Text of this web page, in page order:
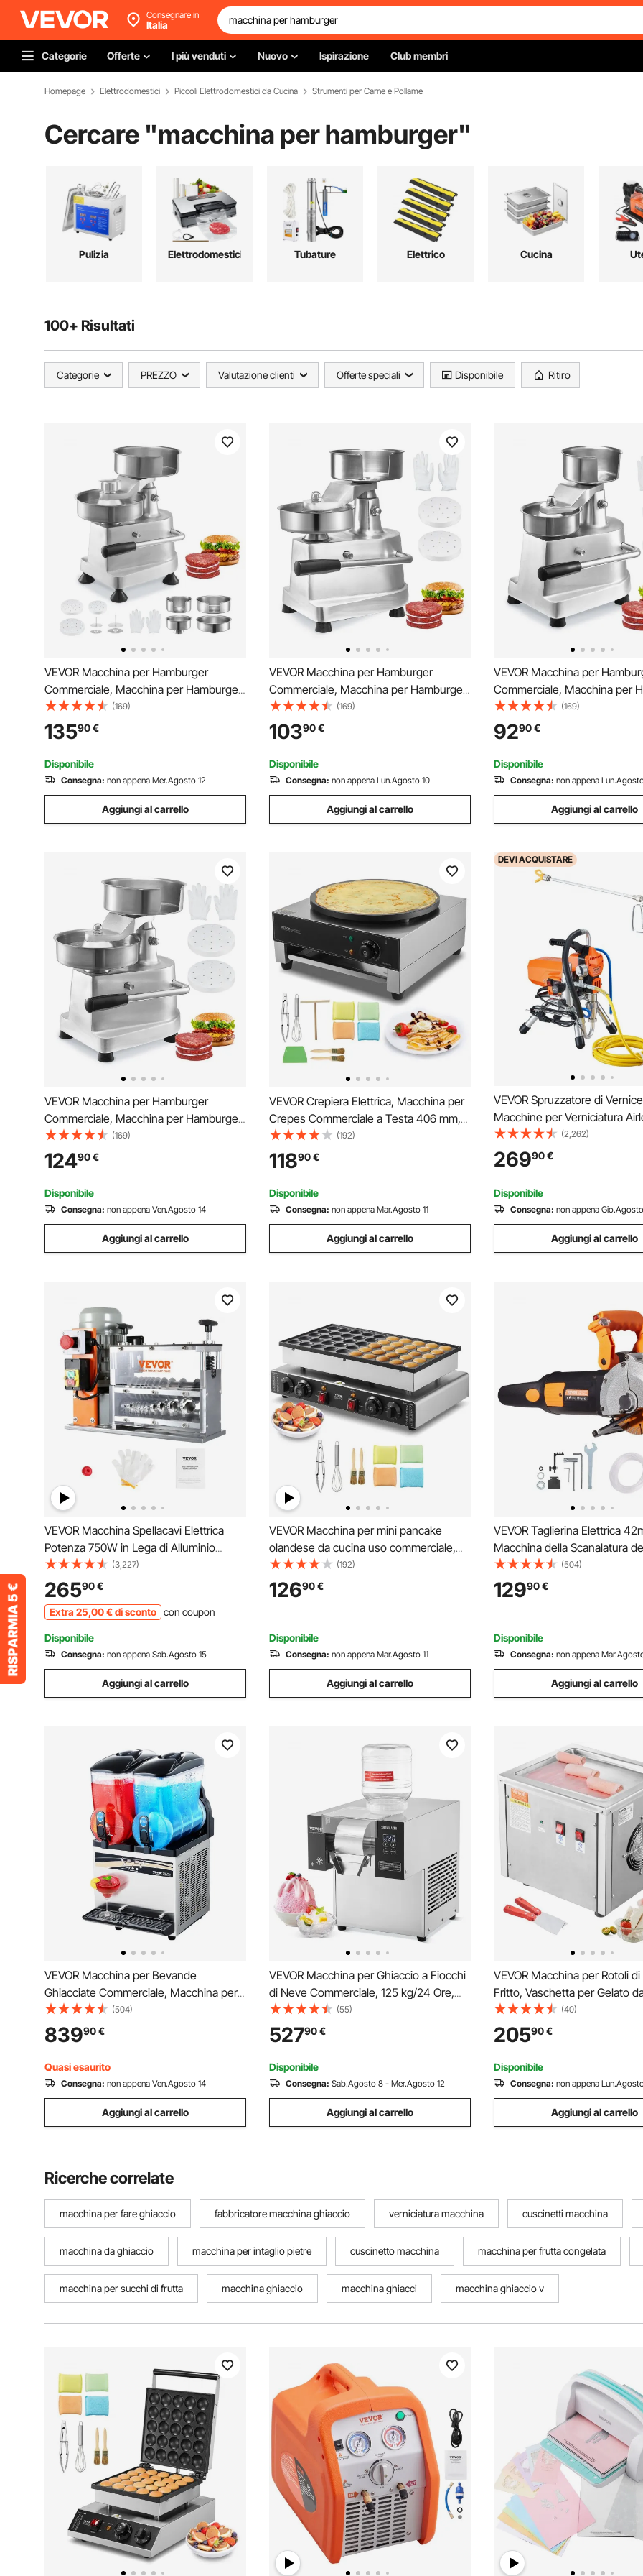
Consegnare in
Italia
Categorie Offerte I più venduti Nuovo Ispirazione Club membri
Homepage Elettrodomestici Piccoli Elettrodomestici da Cucina Strumenti per Carne e Pollame
Cercare "macchina per hamburger"
Pulizia Elettrodomestici Tubature Elettrico Cucina
100+ Risultati
Categorie PREZZO Valutazione clienti Offerte speciali Disponibile Ritiro
VEVOR Macchina per Hamburger
Commerciale, Macchina per Hamburger
con 3 Stampi Convertibili (4/5/6 pollici),
Pressa per Hamburger in Acciaio Inox
per Formatura Carne 1500 Pezzi di Carta
per Hamburger
(169)
13590€
Disponibile
Consegna: non appena Mer.Agosto 12
Aggiungi al carrello
VEVOR Macchina per Hamburger
Commerciale, Macchina per Hamburger
Pressa Dimensioni 130mm, Pressa per
Hamburger in Acciaio Inox per Formatura
Carne 1000 Pezzi Carta per Hamburger,
Pressa per Hamburger
(169)
10390€
Disponibile
Consegna: non appena Lun.Agosto 10
Aggiungi al carrello
VEVOR Macchina per
Commerciale, Macchina per
Pressa Dimensioni 100mm,
Hamburger in Acciaio Inox per
Carne 1000 Pezzi Carta per
Pressa per Hamburger
(169)
9290€
Disponibile
Consegna: non appena
Aggiungi al carrello
VEVOR Macchina per Hamburger
Commerciale, Macchina per Hamburger
Pressa Dimensioni 150mm, Pressa per
Hamburger in Acciaio Inox per Formatura
Carne 1000 Pezzi Carta per Hamburger,
Pressa per Hamburger
(169)
12490€
Disponibile
Consegna: non appena Ven.Agosto 14
Aggiungi al carrello
VEVOR Crepiera Elettrica, Macchina per
Crepes Commerciale a Testa 406 mm,
Piastra Crepes Piastra Piana 3000 W,
Macchina in Acciaio Inox Antiaderente,
Fornello Circolare, Controllo per
Temperatura
(192)
11890€
Disponibile
Consegna: non appena Mar.Agosto 11
Aggiungi al carrello
DEVIACQUISTARE
VEVOR Spruzzatore di
Macchine per Verniciatura
Spruzzo Airless Elettrica da 2
Macchina a Spruzzo per
Tubo da 9 m per Pareti, Mobili,
Interni
(2,262)
26990€
Disponibile
Consegna: non appena
Aggiungi al carrello
VEVOR Macchina Spellacavi Elettrica
Potenza 750W in Lega di Alluminio
Calibro tra 1,5-32 mm, Macchinetta
Spellafili Elettrica per Cablaggio Cavi
Elettrici 48 x 30 x 38cm, Macchina
Elettrica Spellacavi
(3,227)
26590€
Extra 25,00€di sconto con coupon
Disponibile
Consegna: non appena Sab.Agosto 15
Aggiungi al carrello
VEVOR Macchina per mini pancake
olandese da cucina uso commerciale,
50 Pezzi, Diametro 43 mm, Macchina
per mini dorayaki, 1700 W, Controllo di
Temperatura Tempo, per Cucina
(192)
12690€
Disponibile
Consegna: non appena Mar.Agosto 11
Aggiungi al carrello
VEVOR Taglierina Elettrica
Macchina della Scanalatura
4800Watt dell'Inseguitore
,Stozzatrice da Parete 6000
Nessuna Polvere, Macchina
(504)
12990€
Disponibile
Consegna: non appena
Aggiungi al carrello
VEVOR Macchina per Bevande
Ghiacciate Commerciale, Macchina per
Bevande Fredde 15 Litri x 2 Drink Frullati
Margarita in Acciaio Inox, Frullatore per
Slush per Feste Ristoranti, Caffetterie,
Bar
(504)
83990€
Quasi esaurito
Consegna: non appena Ven.Agosto 14
Aggiungi al carrello
VEVOR Macchina per Ghiaccio a Fiocchi
di Neve Commerciale, 125 kg/24 Ore,
Macchina per Ghiaccio Tritato in Acciaio
Inox, Sistema di Raffreddamento ad Aria
per Dissipazione Calore, per Panetteria,
Bar
(55)
52790€
Disponibile
Consegna: Sab.Agosto 8 - Mer.Agosto 12
Aggiungi al carrello
VEVOR Macchina per Rotoli
Fritto, Vaschetta per Gelato
28x24cm, Macchina per Gelato
Arrotolato Tailandese in
Gelato, Yogurt Congelato,
Dolci Fatto in Casa
(40)
20590€
Disponibile
Consegna: non appena
Aggiungi al carrello
Ricerche correlate
macchina per fare ghiaccio fabbricatore macchina ghiaccio verniciatura macchina cuscinetti macchina
macchina da ghiaccio macchina per intaglio pietre cuscinetto macchina macchina per frutta congelata
macchina per succhi di frutta macchina ghiaccio macchina ghiacci macchina ghiaccio v